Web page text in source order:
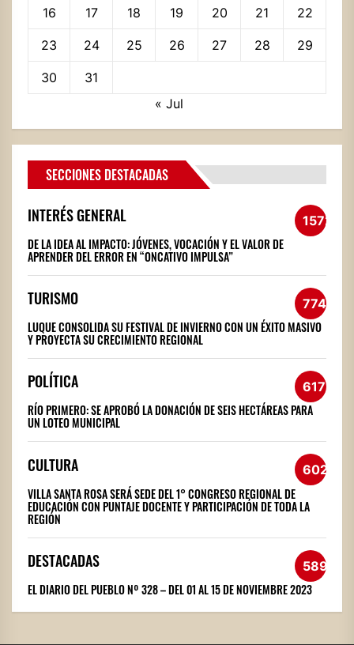
16 17 18 19 20 21 22
23 24 25 26 27 28 29
30
31
« Jul
SECCIONES DESTACADAS
INTERÉS GENERAL 1572
DE LA IDEA AL IMPACTO: JÓVENES, VOCACIÓN Y EL VALOR DE
APRENDER DEL ERROR EN “ONCATIVO IMPULSA”
TURISMO 774
LUQUE CONSOLIDA SU FESTIVAL DE INVIERNO CON UN ÉXITO MASIVO
Y PROYECTA SU CRECIMIENTO REGIONAL
POLÍTICA 617
RÍO PRIMERO: SE APROBÓ LA DONACIÓN DE SEIS HECTÁREAS PARA
UN LOTEO MUNICIPAL
CULTURA 602
VILLA SANTA ROSA SERÁ SEDE DEL 1° CONGRESO REGIONAL DE
EDUCACIÓN CON PUNTAJE DOCENTE Y PARTICIPACIÓN DE TODA LA
REGIÓN
DESTACADAS 589
EL DIARIO DEL PUEBLO Nº 328 – DEL 01 AL 15 DE NOVIEMBRE 2023